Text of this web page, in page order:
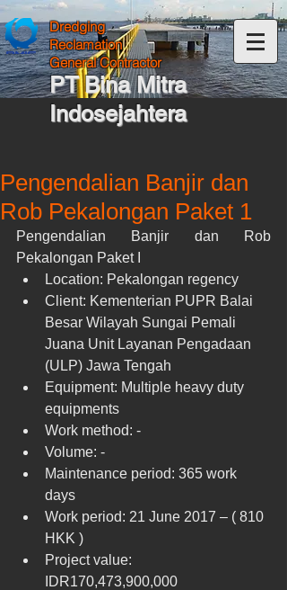
Dredging
Reclamation
General Contractor
PT Bina Mitra
Indosejahtera
Pengendalian Banjir dan
Rob Pekalongan Paket 1
Pengendalian Banjir dan Rob
Pekalongan Paket I
Location: Pekalongan regency
Client: Kementerian PUPR Balai
Besar Wilayah Sungai Pemali
Juana Unit Layanan Pengadaan
(ULP) Jawa Tengah
Equipment: Multiple heavy duty
equipments
Work method: -
Volume: -
Maintenance period: 365 work
days
Work period: 21 June 2017 – ( 810
HKK )
Project value:
IDR170,473,900,000